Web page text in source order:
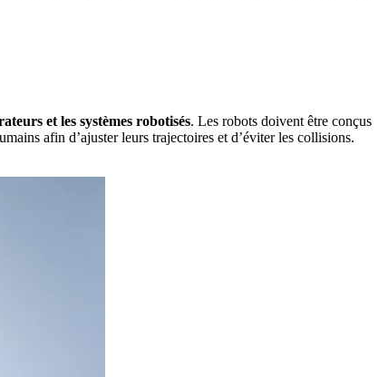
et les systèmes robotisés. Les robots doivent être conçus
afin d’ajuster leurs trajectoires et d’éviter les collisions.